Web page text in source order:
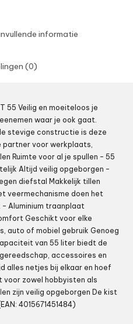
informatie
(0)
55 Veilig en moeiteloos je
waar je ook gaat.
stevige constructie is deze
voor werkplaats,
Ruimte voor al je spullen – 55
Altijd veilig opgeborgen –
diefstal Makkelijk tillen
veermechanisme doen het
Aluminium traanplaat
Geschikt voor elke
auto of mobiel gebruik Genoeg
van 55 liter biedt de
accessoires en
alles netjes bij elkaar en hoef
zowel hobbyisten als
zijn veilig opgeborgen De kist
4015671451484)